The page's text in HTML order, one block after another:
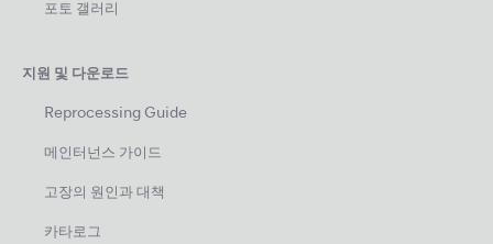
포토 갤러리
지원 및 다운로드
Reprocessing Guide
메인터넌스 가이드
고장의 원인과 대책
카타로그